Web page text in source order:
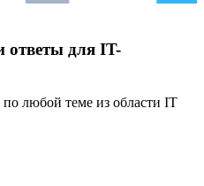
для IT-
любой теме из области IT